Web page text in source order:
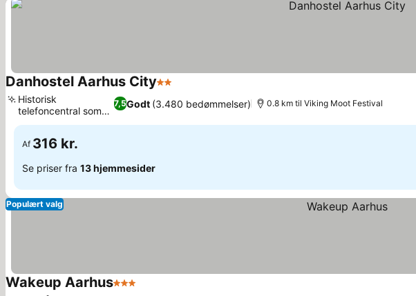
Danhostel Aarhus City2 Stjerner
7,5Godt (3.480 bedømmelser)
Historisk
telefoncentral som
ramme
0.8 km til Viking Moot Festival
Af 316 kr.
Se priser fra 13 hjemmesider
Populært valg
Wakeup Aarhus3 Stjerner